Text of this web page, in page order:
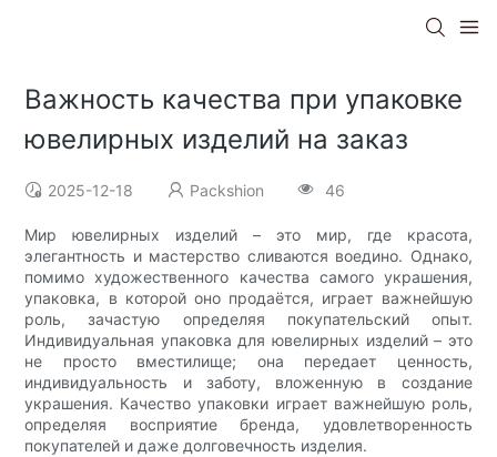
Важность качества при упаковке
ювелирных изделий на заказ
2025-12-18 Packshion 46
Мир ювелирных изделий – это мир, где красота,
элегантность и мастерство сливаются воедино. Однако,
помимо художественного качества самого украшения,
упаковка, в которой оно продаётся, играет важнейшую
роль, зачастую определяя покупательский опыт.
Индивидуальная упаковка для ювелирных изделий – это
не просто вместилище; она передает ценность,
индивидуальность и заботу, вложенную в создание
украшения. Качество упаковки играет важнейшую роль,
определяя восприятие бренда, удовлетворенность
покупателей и даже долговечность изделия.